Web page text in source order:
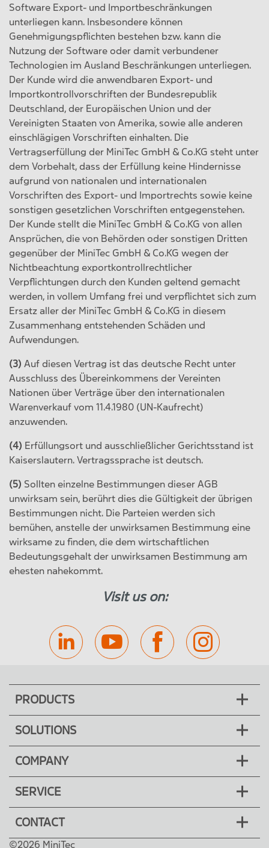
Software Export- und Importbeschränkungen
unterliegen kann. Insbesondere können
Genehmigungspflichten bestehen bzw. kann die
Nutzung der Software oder damit verbundener
Technologien im Ausland Beschränkungen unterliegen.
Der Kunde wird die anwendbaren Export- und
Importkontrollvorschriften der Bundesrepublik
Deutschland, der Europäischen Union und der
Vereinigten Staaten von Amerika, sowie alle anderen
einschlägigen Vorschriften einhalten. Die
Vertragserfüllung der MiniTec GmbH & Co.KG steht unter
dem Vorbehalt, dass der Erfüllung keine Hindernisse
aufgrund von nationalen und internationalen
Vorschriften des Export- und Importrechts sowie keine
sonstigen gesetzlichen Vorschriften entgegenstehen.
Der Kunde stellt die MiniTec GmbH & Co.KG von allen
Ansprüchen, die von Behörden oder sonstigen Dritten
gegenüber der MiniTec GmbH & Co.KG wegen der
Nichtbeachtung exportkontrollrechtlicher
Verpflichtungen durch den Kunden geltend gemacht
werden, in vollem Umfang frei und verpflichtet sich zum
Ersatz aller der MiniTec GmbH & Co.KG in diesem
Zusammenhang entstehenden Schäden und
Aufwendungen.
(3) Auf diesen Vertrag ist das deutsche Recht unter
Ausschluss des Übereinkommens der Vereinten
Nationen über Verträge über den internationalen
Warenverkauf vom 11.4.1980 (UN-Kaufrecht)
anzuwenden.
(4) Erfüllungsort und ausschließlicher Gerichtsstand ist
Kaiserslautern. Vertragssprache ist deutsch.
(5) Sollten einzelne Bestimmungen dieser AGB
unwirksam sein, berührt dies die Gültigkeit der übrigen
Bestimmungen nicht. Die Parteien werden sich
bemühen, anstelle der unwirksamen Bestimmung eine
wirksame zu finden, die dem wirtschaftlichen
Bedeutungsgehalt der unwirksamen Bestimmung am
ehesten nahekommt.
Visit us on:
PRODUCTS
SOLUTIONS
COMPANY
SERVICE
CONTACT
©2026 MiniTec